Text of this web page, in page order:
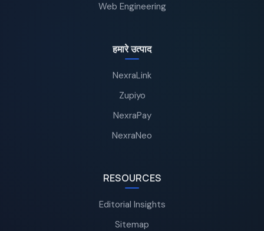
Web Engineering
हमारे उत्पाद
NexraLink
Zupiyo
NexraPay
NexraNeo
RESOURCES
Editorial Insights
Sitemap